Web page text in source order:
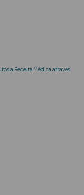
a Receita Médica através